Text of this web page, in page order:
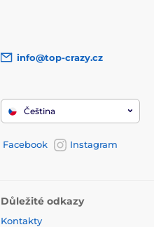
info@top-crazy.cz
Čeština
Facebook
Instagram
Důležité odkazy
Kontakty